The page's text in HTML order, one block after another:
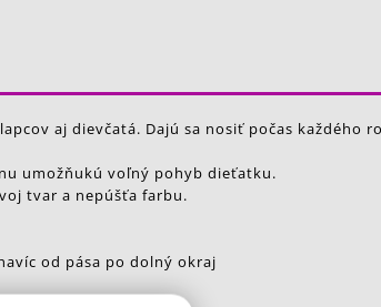
aj dievčatá. Dajú sa nosiť počas každého
umožňukú voľný pohyb dieťatku.
tvar a nepúšťa farbu.
od pása po dolný okraj